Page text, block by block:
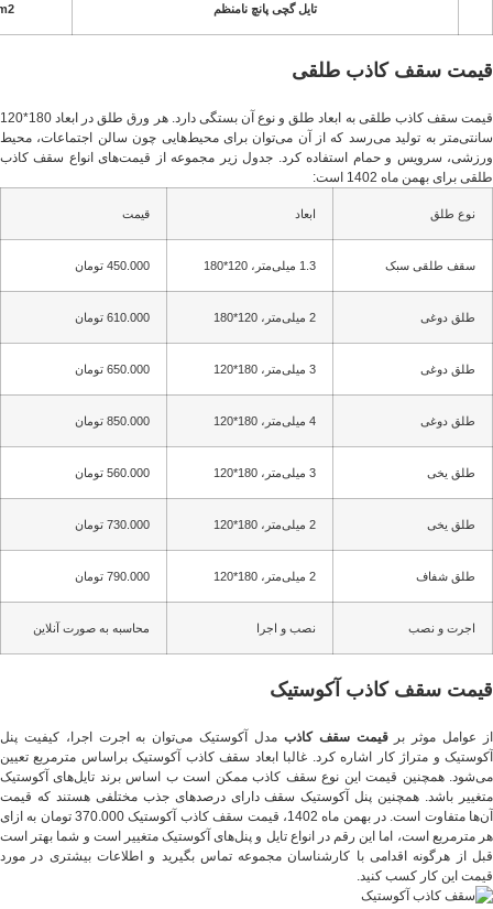
تایل گچی پانچ نامنظم
قیمت سقف کاذب طلقی
قیمت سقف کاذب طلقی به ابعاد طلق و نوع آن بستگی دارد. هر ورق طلق در ابعاد 180*120
سانتی‌متر به تولید می‌رسد که از آن می‌توان برای محیط‌هایی چون سالن اجتماعات، محیط
ورزشی، سرویس و حمام استفاده کرد. جدول زیر مجموعه از قیمت‌های انواع سقف کاذب
طلقی برای بهمن ماه 1402 است:
نوع طلق ابعاد قیمت
سقف طلقی سبک 1.3 میلی‌متر، 120*180 450.000 تومان
طلق دوغی 2 میلی‌متر، 120*180 610.000 تومان
طلق دوغی 3 میلی‌متر، 180*120 650.000 تومان
طلق دوغی 4 میلی‌متر، 180*120 850.000 تومان
طلق یخی 3 میلی‌متر، 180*120 560.000 تومان
طلق یخی 2 میلی‌متر، 180*120 730.000 تومان
طلق شفاف 2 میلی‌متر، 180*120 790.000 تومان
اجرت و نصب نصب و اجرا محاسبه به صورت آنلاین
قیمت سقف کاذب آکوستیک
از عوامل موثر برقیمت سقف کاذب مدل آکوستیک می‌توان به اجرت اجرا، کیفیت پنل
آکوستیک و متراژ کار اشاره کرد. غالبا ابعاد سقف کاذب آکوستیک براساس مترمربع تعیین
می‌شود. همچنین قیمت این نوع سقف کاذب ممکن است ب اساس برند تایل‌های آکوستیک
متغییر باشد. همچنین پنل آکوستیک سقف دارای درصدهای جذب مختلفی هستند که قیمت
آن‌ها متفاوت است. در بهمن ماه 1402، قیمت سقف کاذب آکوستیک 370.000 تومان به ازای
هر مترمربع است، اما این رقم در انواع تایل و پنل‌های آکوستیک متغییر است و شما بهتر است
قبل از هرگونه اقدامی با کارشناسان مجموعه تماس بگیرید و اطلاعات بیشتری در مورد
قیمت این کار کسب کنید.